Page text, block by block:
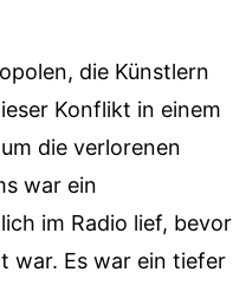
die Künstlern
Konflikt in einem
die verlorenen
war ein
im Radio lief, bevor
war. Es war ein tiefer